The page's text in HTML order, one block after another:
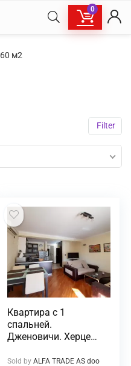
0
60 м2
Filter
Квартира с 1
спальней.
Дженовичи. Херцег
Sold by ALFA TRADE AS doo